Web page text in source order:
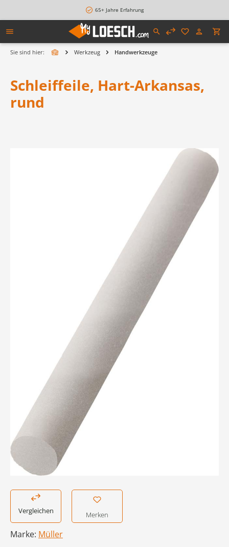
65+ Jahre Erfahrung
Sie sind hier: Werkzeug Handwerkzeuge
Schleiffeile, Hart-Arkansas,
rund
Vergleichen Merken
Marke: Müller